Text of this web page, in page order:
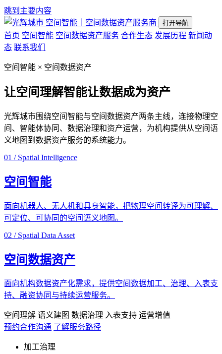
跳到主要内容
空间智能｜空间数据资产服务商
打开导航
首页 空间智能 空间数据资产服务 合作生态 发展历程 新闻动
态 联系我们
空间智能 × 空间数据资产
让空间理解智能让数据成为资产
光辉城市围绕空间智能与空间数据资产两条主线，连接物理空
间、智能体协同、数据治理和资产运营，为机构提供从空间语
义地图到数据资产服务的系统能力。
01 / Spatial Intelligence
空间智能
面向机器人、无人机和具身智能，把物理空间转译为可理解、
可定位、可协同的空间语义地图。
02 / Spatial Data Asset
空间数据资产
面向机构数据资产化需求，提供空间数据加工、治理、入表支
持、融资协同与持续运营服务。
空间理解 语义建图 数据治理 入表支持 运营增值
预约合作沟通 了解服务路径
加工治理